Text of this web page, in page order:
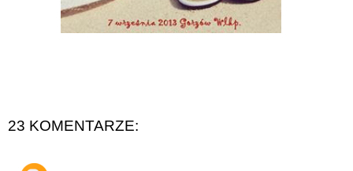
23 KOMENTARZE: